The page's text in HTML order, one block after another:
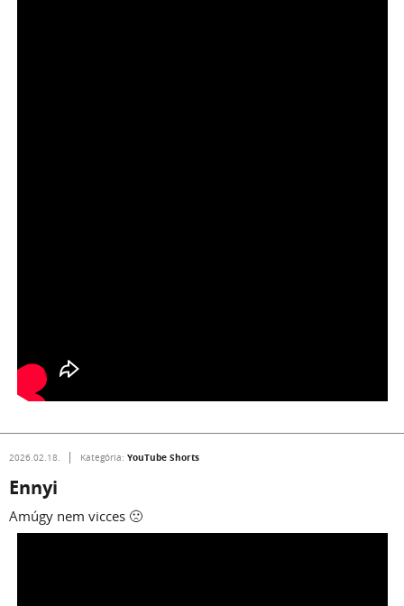
2026.02.18. Kategória: YouTube Shorts
Ennyi
Amúgy nem vicces 🙁